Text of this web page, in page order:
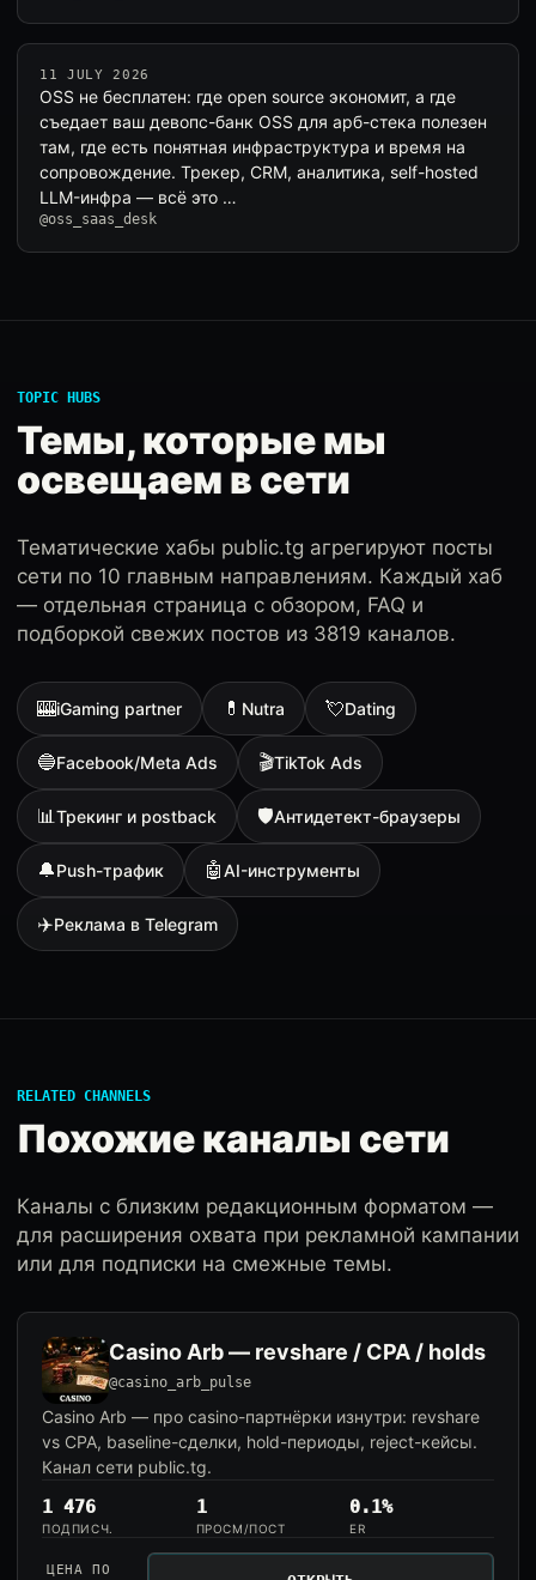
11 JULY 2026
OSS не бесплатен: где open source экономит, а где
съедает ваш девопс-банк OSS для арб-стека полезен
там, где есть понятная инфраструктура и время на
сопровождение. Трекер, CRM, аналитика, self-hosted
LLM-инфра — всё это …
@oss_saas_desk
TOPIC HUBS
Темы, которые мы
освещаем в сети
Тематические хабы public.tg агрегируют посты
сети по 10 главным направлениям. Каждый хаб
— отдельная страница с обзором, FAQ и
подборкой свежих постов из 3819 каналов.
🎰iGaming partner 💊 Nutra 💘Dating
🔵Facebook/Meta Ads 🎬TikTok Ads
📊Трекинг и postback 🛡Антидетект-браузеры
🔔Push-трафик 🤖AI-инструменты
✈️Реклама в Telegram
RELATED CHANNELS
Похожие каналы сети
Каналы с близким редакционным форматом —
для расширения охвата при рекламной кампании
или для подписки на смежные темы.
Casino Arb — revshare / CPA / holds
@casino_arb_pulse
Casino Arb — про casino-партнёрки изнутри: revshare
vs CPA, baseline-сделки, hold-периоды, reject-кейсы.
Канал сети public.tg.
1 476
ПОДПИСЧ.
1
ПРОСМ/ПОСТ
0.1%
ER
ЦЕНА ПО